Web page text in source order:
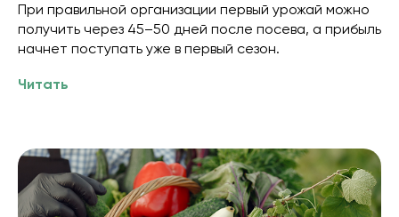
При правильной организации первый урожай можно
получить через 45–50 дней после посева, а прибыль
начнет поступать уже в первый сезон.
Читать